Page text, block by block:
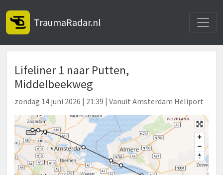
TraumaRadar.nl
Lifeliner 1 naar Putten,
Middelbeekweg
zondag 14 juni 2026 | 21:39 | Vanuit Amsterdam Heliport